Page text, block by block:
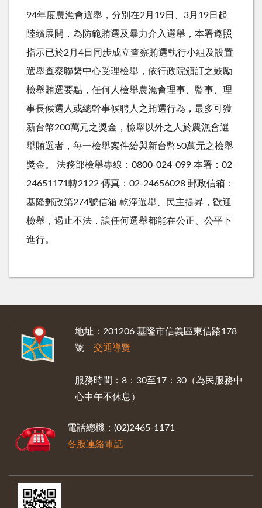
94年度農漁會選舉，分別在2月19日、3月19日起
陸續展開，為防範賄選及暴力介入選舉，本署遵照
指示已於2月4日同步成立查察賄選執行小組及設置
選舉查察聯繫中心受理檢舉，依行政院頒訂之鼓勵
檢舉賄選要點，任何人檢舉農漁會理事、監事、理
事長候選人或總幹事候聘人之賄選行為，最多可獲
新台幣200萬元之獎金，檢舉以外之人於農漁會選
舉賄選者，每一檢舉案件給與新台幣50萬元之檢舉
獎金。 法務部檢舉專線：0800-024-099 本署：02-
24651171轉2122 傳真：02-24656028 郵政信箱：
基隆郵政第274號信箱 乾淨選舉、民主提昇，歡迎
檢舉，遏止不法，讓任何選舉都能在公正、公平下
進行。
地址：201206 基隆市信義區東信路178
號 交通導覽
服務時間：8：30至17：30（為民服務中
心中午不休息）
電話總機：(02)2465-1171
各股連絡電話